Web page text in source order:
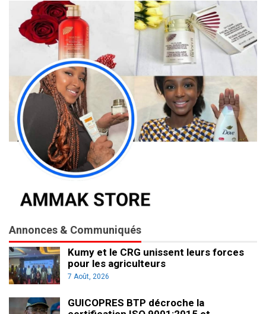
Annonces & Communiqués
Kumy et le CRG unissent leurs forces
pour les agriculteurs
7 Août, 2026
GUICOPRES BTP décroche la